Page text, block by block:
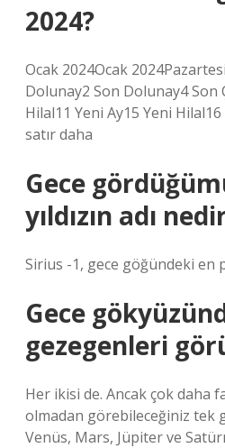
2024?
Ocak 2024Ocak
Dolunay2 Son Dolunay4 Son
Hilal11 Yeni Ay15 Yeni
satır daha
Gece
yıldızın adı
Sirius -1, gece göğündeki en
Gece
gezegenleri
Her ikisi de. Ancak çok daha
olmadan görebileceğiniz tek
Venüs, Mars, Jüpiter ve